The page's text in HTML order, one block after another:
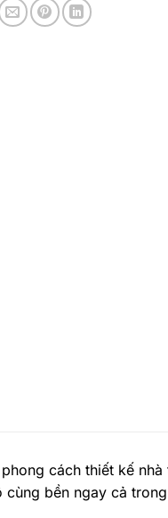
cách thiết kế nhà
bền ngay cả